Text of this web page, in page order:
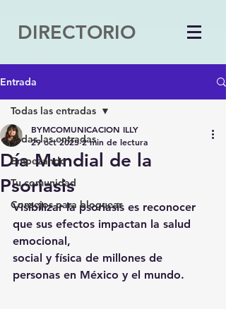
DIRECTORIO
Entrada
Todas las entradas
Empezando
Tu comunidad
Consejos para bloguear
Todas las entradas
Día Mundial de la
Psoriasis
BYMCOMUNICACION ILLY
29 oct 2025 2 min de lectura
Visibilizar la psoriasis es reconocer
que sus efectos impactan la salud
emocional,
social y física de millones de
personas en México y el mundo.